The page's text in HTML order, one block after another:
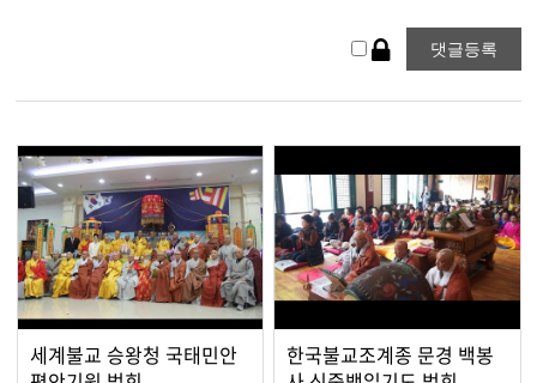
세계불교 승왕청 국태민안
한국불교조계종 문경 백봉